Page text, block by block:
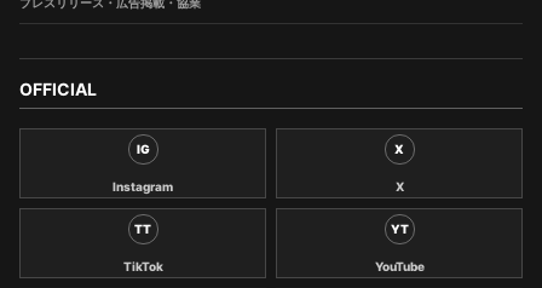
OFFICIAL
IG
Instagram
X
X
TT
TikTok
YT
YouTube